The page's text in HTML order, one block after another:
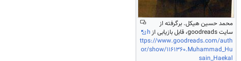
محمد حسین هیکل. برگرفته از
سایت goodreads، قابل بازیابی از
h
ttps://www.goodreads.com/auth
or/show/1161360.Muhammad_Hu
sain_Haekal